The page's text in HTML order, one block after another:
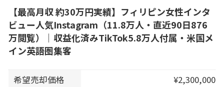
【最高月収 約30万円実績】フィリピン女性インタ
ビュー人気Instagram（11.8万人・直近90日876
万閲覧）｜収益化済みTikTok5.8万人付属・米国メ
イン英語圏集客
希望売却価格
¥2,300,000